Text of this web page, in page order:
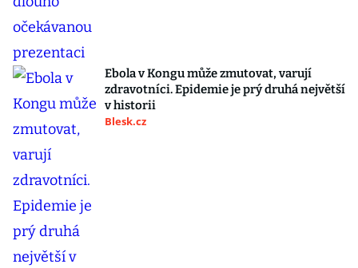
Ebola v Kongu může zmutovat, varují
zdravotníci. Epidemie je prý druhá největší
v historii
Blesk.cz